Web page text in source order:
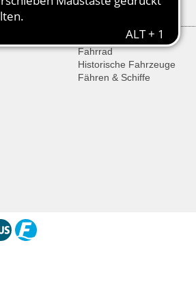
Ausflugsregionen
Fahrrad
Historische Fahrzeuge
Fähren & Schiffe